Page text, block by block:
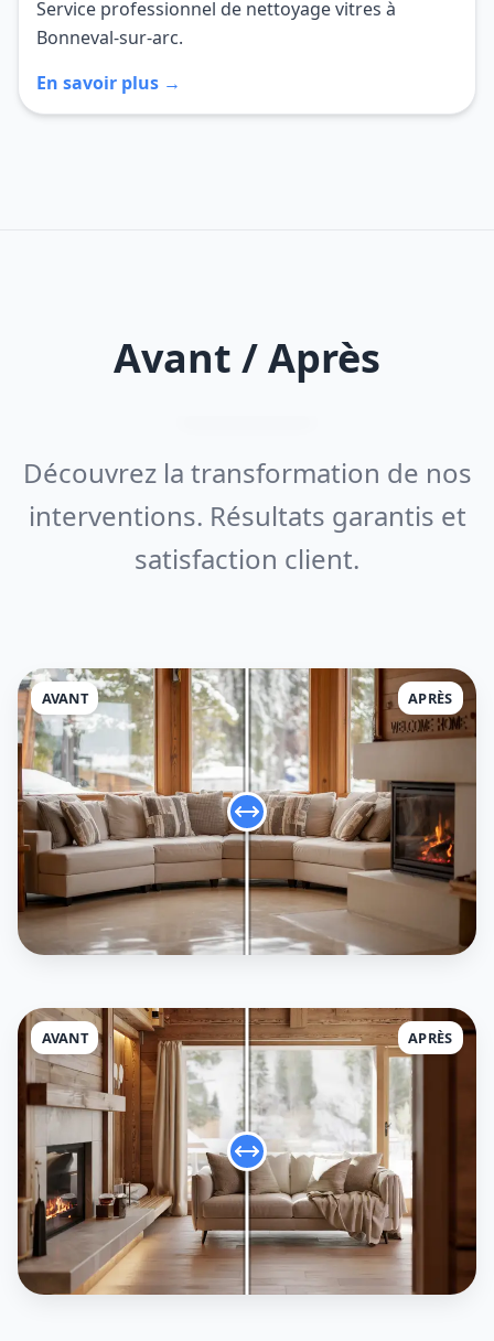
Service professionnel de nettoyage vitres à
Bonneval-sur-arc.
En savoir plus →
Avant / Après
Découvrez la transformation de nos
interventions. Résultats garantis et
satisfaction client.
AVANT APRÈS
AVANT APRÈS